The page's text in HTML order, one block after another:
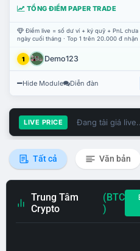
TỔNG ĐIỂM PAPER TRADE
Điểm live = số dư ví + ký quỹ + PnL chưa
ngày cuối tháng · Top 1 trên 20.000 đ nhận
1 Demo123
Hide Module Diễn đàn
LIVE PRICE Đang tải giá
Tất cả Văn bản
Trung Tâm
Crypto
(BTC
)